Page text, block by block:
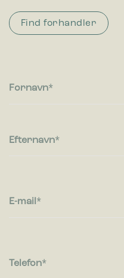
Find forhandler
Fornavn
Efternavn
E-mail
Telefon